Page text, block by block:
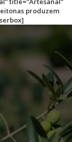
produzem